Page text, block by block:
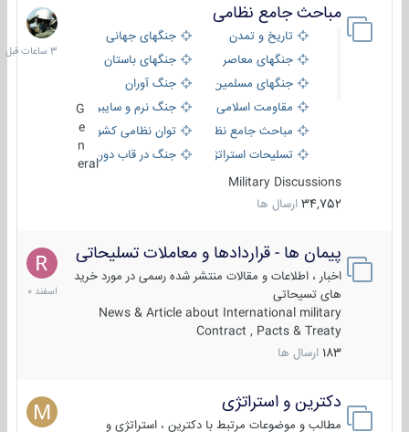
مباحث جامع نظامی
تاریخ و تمدن
جنگهای جهانی
جنگهای معاصر
جنگهای باستان
جنگهای مسلمین
جنگ آوران
مقاومت اسلامی
جنگ نرم و سایبری
مباحث جامع نظامی
توان نظامی کشورها
تسلیحات استراتژیک
جنگ در قاب دوربین
eral
Military Discussions
34,752 ارسال ها
3
ساعات
قبل
پیمان ها - قراردادها و معاملات تسلیحاتی
اخبار ، اطلاعات و مقالات منتشر شده رسمی در مورد خرید
های تسیحاتی
News & Article about International military
Contract , Pacts & Treaty
183 ارسال ها
7
اسفند
1400
دکترین و استراتژی
مطالب و موضوعات مرتبط با دکترین ، استراتژی و
27
تیر